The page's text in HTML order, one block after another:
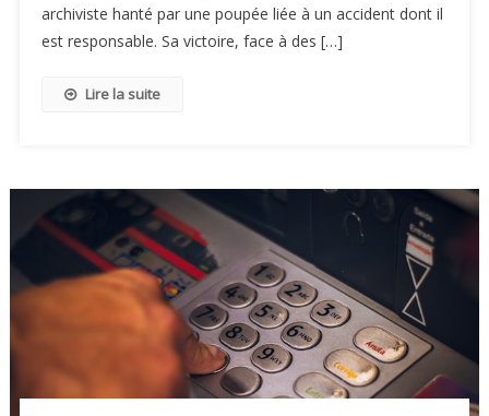
archiviste hanté par une poupée liée à un accident dont il
est responsable. Sa victoire, face à des […]
Lire la suite